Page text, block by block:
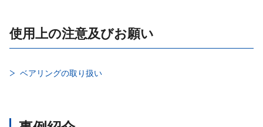
使用上の注意及びお願い
ベアリングの取り扱い